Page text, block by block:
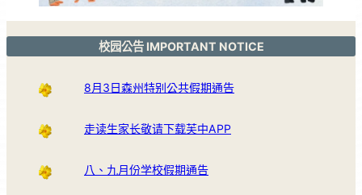
校园公告 IMPORTANT NOTICE
8月3日森州特别公共假期通告
走读生家长敬请下载芙中APP
八、九月份学校假期通告